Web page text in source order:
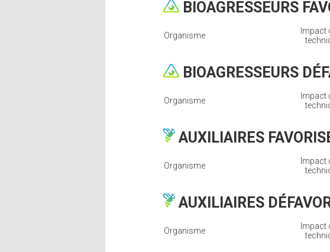
BIOAGRESSEURS
Organisme
Impact
BIOAGRESSEURS
Organisme
Impact
AUXILIAIRES
Organisme
Impact
AUXILIAIRES
Organisme
Impact